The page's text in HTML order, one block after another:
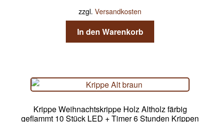
zzgl. Versandkosten
In den Warenkorb
Krippe Weihnachtskrippe Holz Altholz färbig
geflammt 10 Stück LED + Timer 6 Stunden Krippen